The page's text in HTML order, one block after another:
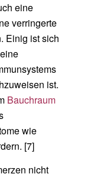
eine
verringerte
Einig ist sich
ist.
Bauchraum
wie
[7]
nicht